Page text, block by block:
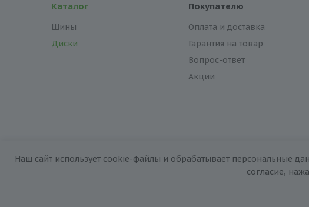
Каталог
Шины
Диски
Покупателю
Оплата и доставка
Гарантия на товар
Вопрос-ответ
Акции
Наш сайт использует cookie-файлы и обрабатывает персональные
согласие,